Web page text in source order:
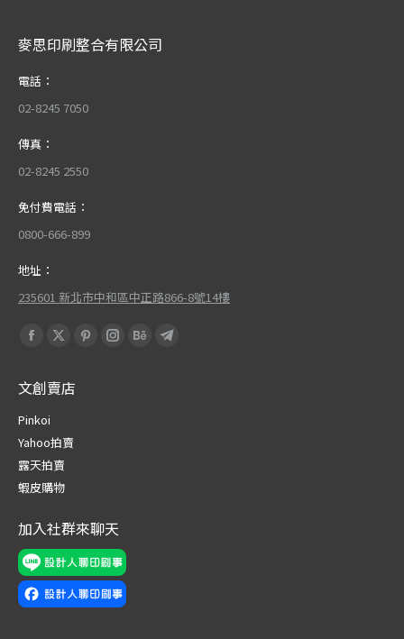
麥思印刷整合有限公司
電話：
02-8245 7050
傳真：
02-8245 2550
免付費電話：
0800-666-899
地址：
235601 新北市中和區中正路866-8號14樓
Find us on:
Facebook
opens
in
new
window
X
opens
new
window
PinterestInstagram
BehanceTelegram
文創賣店
Pinkoi
Yahoo拍賣
露天拍賣
蝦皮購物
加入社群來聊天